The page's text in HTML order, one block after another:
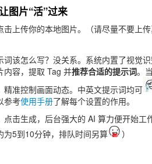
图片“活”过来
击上传你的本地图片。（请尽量不要上
词该怎么写？没关系。系统内置了视觉
内容，提取 Tag 并推荐合适的提示词。
精准控制画面动态。中英文提示词均可
参考使用手册了解每个设置的作用。
点击生成，后台强大的 AI 算力便开始工
为5到10分钟，排队时间另算
）